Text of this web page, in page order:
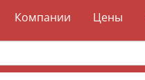
Компании Цены